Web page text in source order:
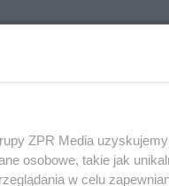
ZPR Media
osobowe, takie jak
w celu